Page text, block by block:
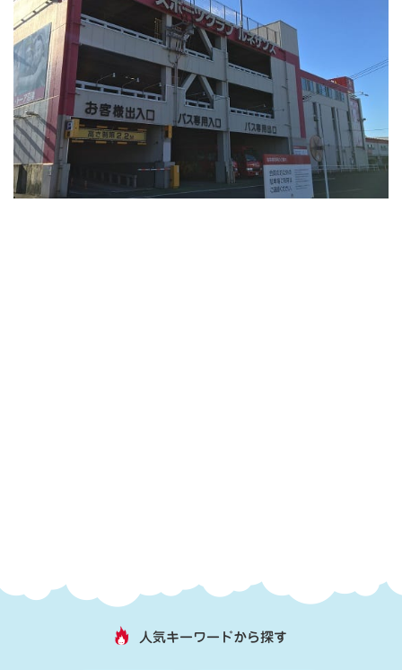
人気キーワードから探す